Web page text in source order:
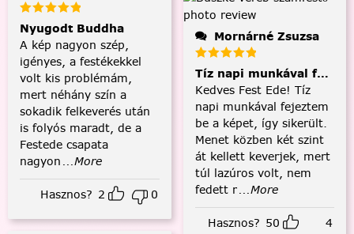
Nyugodt Buddha
A kép nagyon szép,
igényes, a festékekkel
volt kis problémám,
mert néhány szín a
sokadik felkeverés után
is folyós maradt, de a
Festede csapata
nagyon ...More
Hasznos? 2 0
Mornárné Zsuzsa
Tíz napi munkával
Kedves Fest Ede! Tíz
napi munkával fejeztem
be a képet, így sikerült.
Menet közben két szint
át kellett keverjek, mert
túl lazúros volt, nem
fedett r...More
Hasznos? 50 4